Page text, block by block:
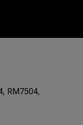
RM7504,